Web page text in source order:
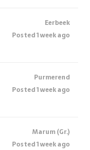
Eerbeek
Posted 1 week ago
Purmerend
Posted 1 week ago
Marum (Gr.)
Posted 1 week ago